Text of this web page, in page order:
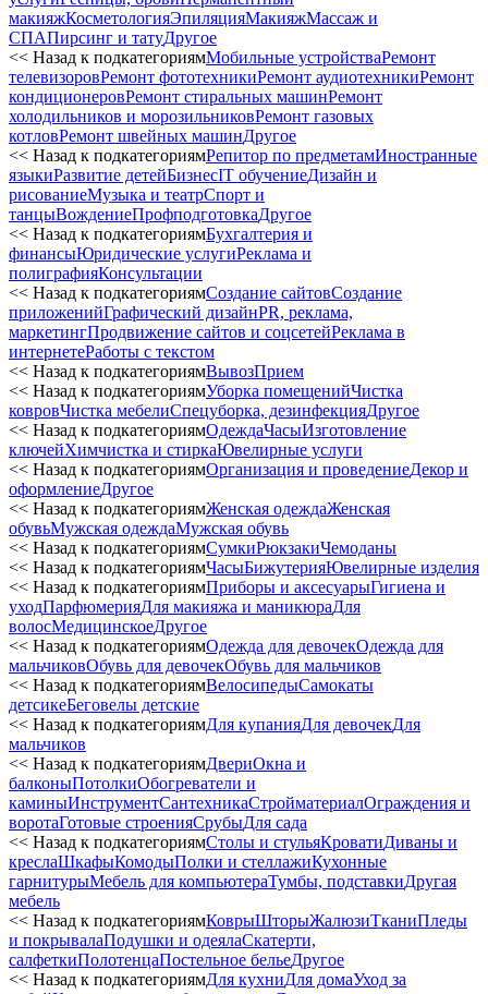
макияжКосметологияЭпиляцияМакияжМассаж и
СПАПирсинг и татуДругое
<< Назад к подкатегориямМобильные устройстваРемонт
телевизоровРемонт фототехникиРемонт аудиотехникиРемонт
кондиционеровРемонт стиральных машинРемонт
холодильников и морозильниковРемонт газовых
котловРемонт швейных машинДругое
<< Назад к подкатегориямРепитор по предметамИностранные
языкиРазвитие детейБизнесIT обучениеДизайн и
рисованиеМузыка и театрСпорт и
танцыВождениеПрофподготовкаДругое
<< Назад к подкатегориямБухгалтерия и
финансыЮридические услугиРеклама и
полиграфияКонсультации
<< Назад к подкатегориямСоздание сайтовСоздание
приложенийГрафический дизайнPR, реклама,
маркетингПродвижение сайтов и соцсетейРеклама в
интернетеРаботы с текстом
<< Назад к подкатегориямВывозПрием
<< Назад к подкатегориямУборка помещенийЧистка
ковровЧистка мебелиСпецуборка, дезинфекцияДругое
<< Назад к подкатегориямОдеждаЧасыИзготовление
ключейХимчистка и стиркаЮвелирные услуги
<< Назад к подкатегориямОрганизация и проведениеДекор и
оформлениеДругое
<< Назад к подкатегориямЖенская одеждаЖенская
обувьМужская одеждаМужская обувь
<< Назад к подкатегориямСумкиРюкзакиЧемоданы
<< Назад к подкатегориямЧасыБижутерияЮвелирные изделия
<< Назад к подкатегориямПриборы и аксесуарыГигиена и
уходПарфюмерияДля макияжа и маникюраДля
волосМедицинскоеДругое
<< Назад к подкатегориямОдежда для девочекОдежда для
мальчиковОбувь для девочекОбувь для мальчиков
<< Назад к подкатегориямВелосипедыСамокаты
детсикеБеговелы детские
<< Назад к подкатегориямДля купанияДля девочекДля
мальчиков
<< Назад к подкатегориямДвериОкна и
балконыПотолкиОбогреватели и
каминыИнструментСантехникаСтройматериалОграждения и
воротаГотовые строенияСрубыДля сада
<< Назад к подкатегориямСтолы и стульяКроватиДиваны и
креслаШкафыКомодыПолки и стеллажиКухонные
гарнитурыМебель для компьютераТумбы, подставкиДругая
мебель
<< Назад к подкатегориямКоврыШторыЖалюзиТканиПледы
и покрывалаПодушки и одеялаСкатерти,
салфеткиПолотенцаПостельное бельеДругое
<< Назад к подкатегориямДля кухниДля домаУход за